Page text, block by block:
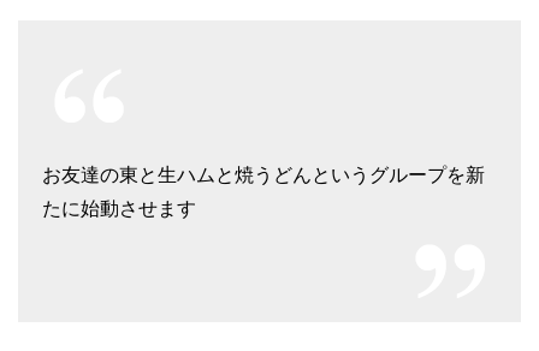
お友達の東と生ハムと焼うどんというグループを新
たに始動させます